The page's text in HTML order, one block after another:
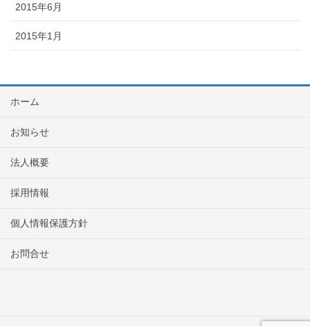
2015年6月
2015年1月
ホーム
お知らせ
法人概要
採用情報
個人情報保護方針
お問合せ